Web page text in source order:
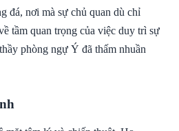
đá, nơi mà sự chủ quan dù chỉ
tầm quan trọng của việc duy trì sự
phòng ngự Ý đã thấm nhuần